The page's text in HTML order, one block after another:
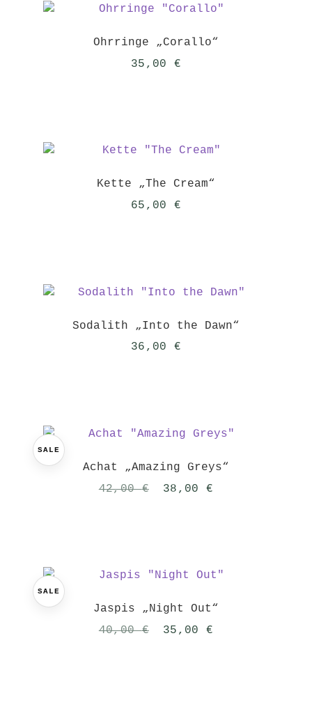
Ohrringe „Corallo“
35,00 €
Kette „The Cream“
65,00 €
Sodalith „Into the Dawn“
36,00 €
SALE
Achat „Amazing Greys“
42,00€
Ursprünglicher
38,00 €
SALE
Jaspis „Night Out“
40,00€
Ursprünglicher
35,00 €